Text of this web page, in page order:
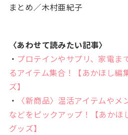
まとめ／木村亜紀子
〈あわせて読みたい記事〉
・ プロテインやサプリ、家電ま
るアイテム集合！【あかほし
ズ】
・
〈新商品〉温活アイテムや
などをピックアップ！【あか
グッズ】